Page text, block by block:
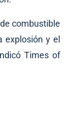
combustible
explosión y el
Times of